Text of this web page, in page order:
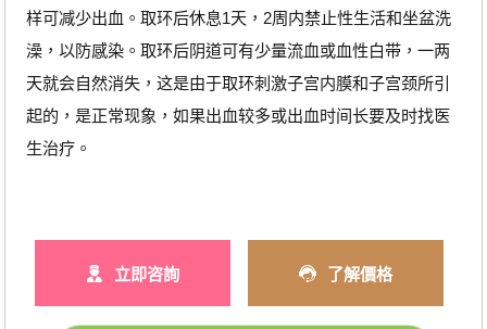
样可减少出血。取环后休息1天，2周内禁止性生活和坐盆洗
澡，以防感染。取环后阴道可有少量流血或血性白带，一两
天就会自然消失，这是由于取环刺激子宫内膜和子宫颈所引
起的，是正常现象，如果出血较多或出血时间长要及时找医
生治疗。
立即咨詢 了解價格